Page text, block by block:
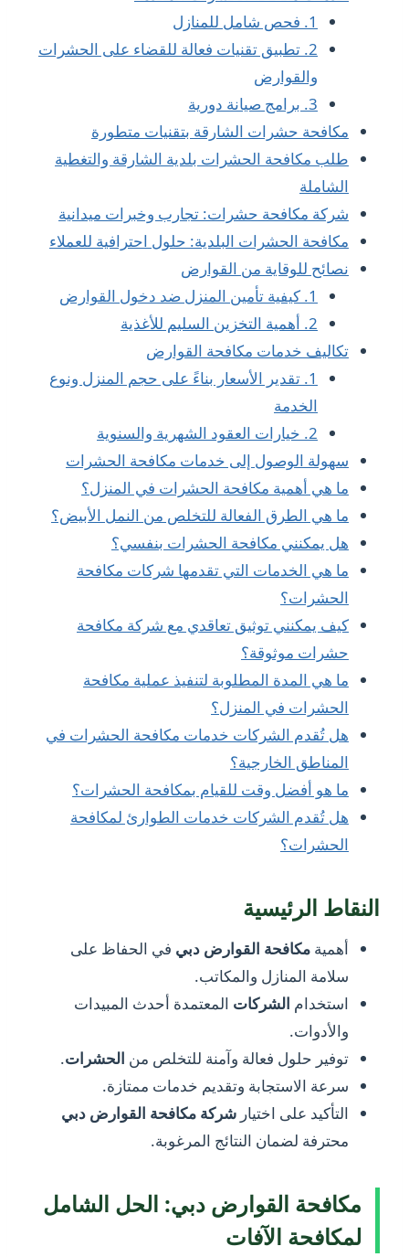
1. فحص شامل للمنازل
2. تطبيق تقنيات فعالة للقضاء على الحشرات
والقوارض
3. برامج صيانة دورية
مكافحة حشرات الشارقة بتقنيات متطورة
طلب مكافحة الحشرات بلدية الشارقة والتغطية
الشاملة
شركة مكافحة حشرات: تجارب وخبرات ميدانية
مكافحة الحشرات البلدية: حلول احترافية للعملاء
نصائح للوقاية من القوارض
1. كيفية تأمين المنزل ضد دخول القوارض
2. أهمية التخزين السليم للأغذية
تكاليف خدمات مكافحة القوارض
1. تقدير الأسعار بناءً على حجم المنزل ونوع
الخدمة
2. خيارات العقود الشهرية والسنوية
سهولة الوصول إلى خدمات مكافحة الحشرات
ما هي أهمية مكافحة الحشرات في المنزل؟
ما هي الطرق الفعالة للتخلص من النمل الأبيض؟
هل يمكنني مكافحة الحشرات بنفسي؟
ما هي الخدمات التي تقدمها شركات مكافحة
الحشرات؟
كيف يمكنني توثيق تعاقدي مع شركة مكافحة
حشرات موثوقة؟
ما هي المدة المطلوبة لتنفيذ عملية مكافحة
الحشرات في المنزل؟
هل تُقدم الشركات خدمات مكافحة الحشرات في
المناطق الخارجية؟
ما هو أفضل وقت للقيام بمكافحة الحشرات؟
هل تُقدم الشركات خدمات الطوارئ لمكافحة
الحشرات؟
النقاط الرئيسية
أهمية مكافحة القوارض دبي في الحفاظ على
سلامة المنازل والمكاتب.
استخدام الشركات المعتمدة أحدث المبيدات
والأدوات.
توفير حلول فعالة وآمنة للتخلص من الحشرات.
سرعة الاستجابة وتقديم خدمات ممتازة.
التأكيد على اختيار شركة مكافحة القوارض دبي
محترفة لضمان النتائج المرغوبة.
مكافحة القوارض دبي: الحل الشامل
لمكافحة الآفات